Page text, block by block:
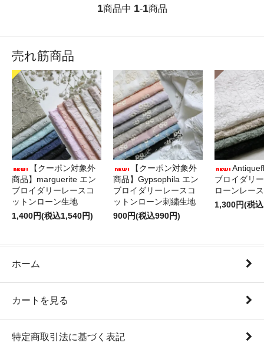
1商品中 1-1商品
売れ筋商品
【クーポン対象外
商品】marguerite エン
ブロイダリーレースコ
ットンローン生地
1,400円(税込1,540円)
【クーポン対象外
商品】Gypsophila エン
ブロイダリーレースコ
ットンローン刺繍生地
900円(税込990円)
ブロイダリ
ローンレー
1,300円(税
ホーム
カートを見る
特定商取引法に基づく表記